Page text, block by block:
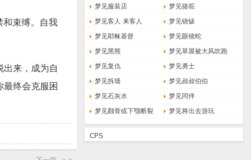
梦见服装店
梦见骆驼
梦见客人 来客人
梦见铙钹
梦见耶稣基督
梦见眼镜蛇
梦见黑熊
梦见草屋被大风吹跑
梦见复仇
梦见勇士
梦见拆墙
梦见叔叔伯伯
梦见石灰水
梦见同伴
梦见颧骨或下颚断裂
梦见将出去游玩
CPS
和束缚。自我
来，成为自
终会克服困